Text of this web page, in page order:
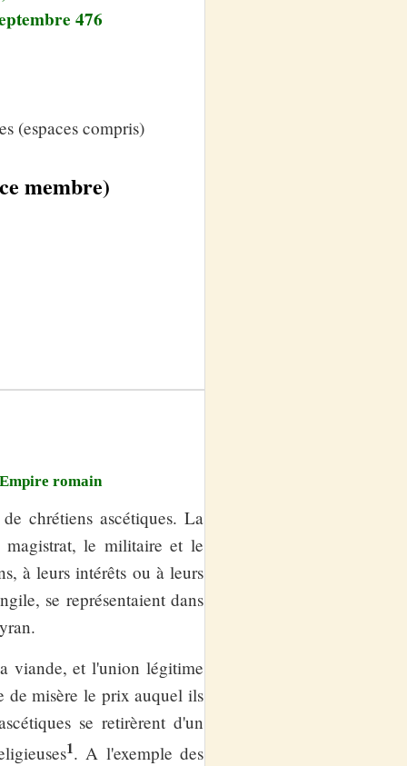
476
(espaces compris)
membre)
romain
chrétiens ascétiques. La
le militaire et le
à leurs intérêts ou à leurs
se représentaient dans
viande, et l'union légitime
de misère le prix auquel ils
se retirèrent d'un
1. A l'exemple des